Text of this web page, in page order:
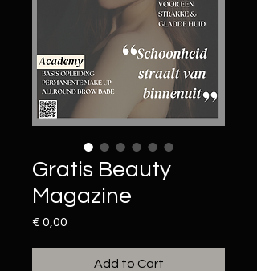
Gratis Beauty
Magazine
€ 0,00
Add to Cart